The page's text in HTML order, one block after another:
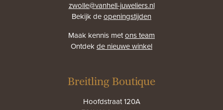
zwolle@vanhell-juweliers.nl
Bekijk deopeningstijden
Maak kennis metons team
Ontdekde nieuwe winkel
Breitling Boutique
Hoofdstraat 120A